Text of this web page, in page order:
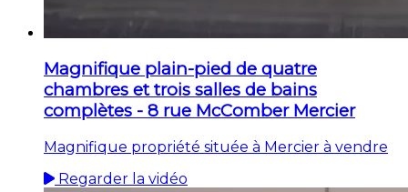
Magnifique plain-pied de quatre
chambres et trois salles de bains
complètes - 8 rue McComber Mercier
Magnifique propriété située à Mercier à vendre
Regarder la vidéo